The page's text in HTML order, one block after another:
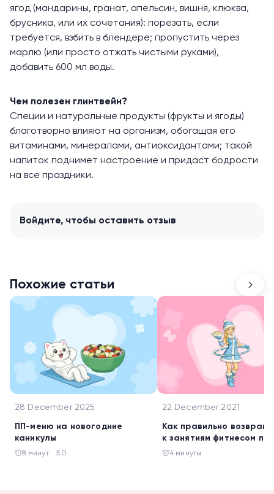
ягод (мандарины, гранат, апельсин, вишня, клюква,
брусника, или их сочетания): порезать, если
требуется, взбить в блендере; пропустить через
марлю (или просто отжать чистыми руками),
добавить 600 мл воды.
Чем полезен глинтвейн?
Специи и натуральные продукты (фрукты и ягоды)
благотворно влияют на организм, обогащая его
витаминами, минералами, антиоксидантами; такой
напиток поднимет настроение и придаст бодрости
на все праздники.
Войдите, чтобы оставить отзыв
Похожие статьи
28 December 2025
ПП-меню на новогодние
каникулы
8 минут 5.0
22 December 2021
Как правильно
к занятиям фитнесом
Нового года
4 минуты